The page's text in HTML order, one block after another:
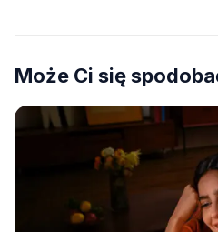
Może Ci się